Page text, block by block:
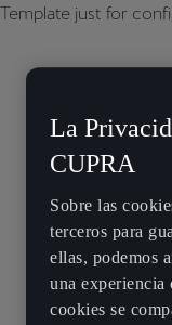
Template just for
La
CUPRA
Sobre las
terceros para
ellas, podemos
una experiencia
cookies se